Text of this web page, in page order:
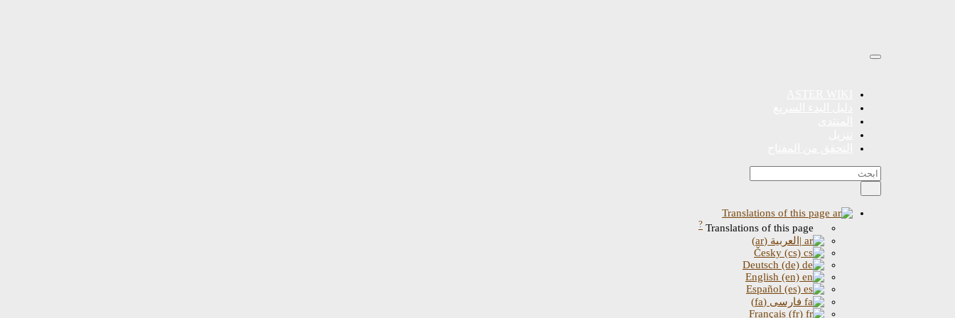
Translations of this page
Translations of this page
?
|العربية (ar)
فارسی (fa)